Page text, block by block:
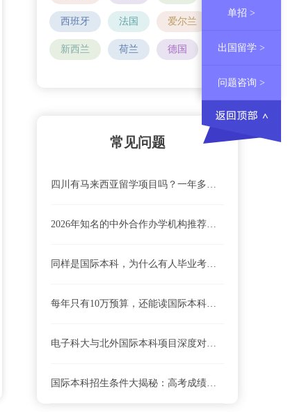
西班牙 法国 爱尔兰
新西兰 荷兰 德国
常见问题
四川有马来西亚留学项目吗？一年多少钱？祥途留学APP帮你算清这笔账！
2026年知名的中外合作办学机构推荐，计划内与计划外留学项目怎么选，4+0、3+1、2+2国际本科模式深度解析
同样是国际本科，为什么有人毕业考公无忧，有人却被当成“野鸡”？计划内留学vs计划外留学，一文看懂！
每年只有10万预算，还能读国际本科吗？选对这两种模式，低预算也能逆袭！
电子科大与北外国际本科项目深度对比：理工重镇与语言名校的路径博弈
国际本科招生条件大揭秘：高考成绩要多少分才够？
单招 >
出国留学 >
问题咨询 >